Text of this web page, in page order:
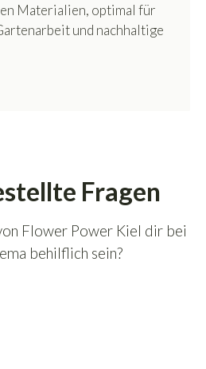
Materialien, optimal für
und nachhaltige
Fragen
Flower Power Kiel dir bei
behilflich sein?